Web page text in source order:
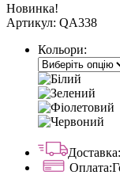
Новинка!
Артикул: QA338
Кольори:
Доставка:
Оплата: